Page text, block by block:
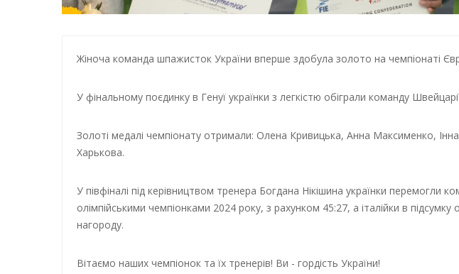
Жіноча команда шпажисток України вперше здобула золото на чемпіонаті
У фінальному поєдинку в Генуї українки з легкістю обіграли команду
Золоті медалі чемпіонату отримали: Олена Кривицька, Анна Максименко,
Харькова.
У півфіналі під керівництвом тренера Богдана Нікішина українки перемогли
олімпійськими чемпіонками 2024 року, з рахунком 45:27, а італійки в
нагороду.
Вітаємо наших чемпіонок та їх тренерів! Ви - гордість України!